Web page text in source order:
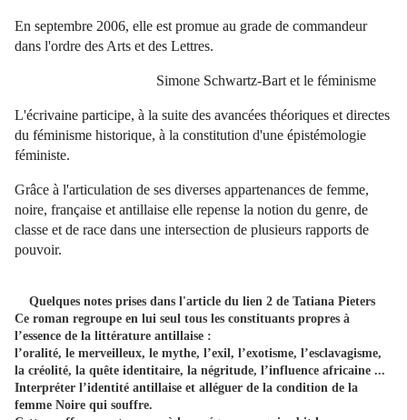
En septembre 2006, elle est promue au grade de commandeur
dans l'ordre des Arts et des Lettres.
Simone Schwartz-Bart et le féminisme
L'écrivaine participe, à la suite des avancées théoriques et directes
du féminisme historique, à la constitution d'une épistémologie
féministe.
Grâce à l'articulation de ses diverses appartenances de femme,
noire, française et antillaise elle repense la notion du genre, de
classe et de race dans une intersection de plusieurs rapports de
pouvoir.
Quelques notes prises dans l'article du lien 2 de Tatiana Pieters
Ce roman regroupe en lui seul tous les constituants propres à
l’essence de la littérature antillaise :
l’oralité, le merveilleux, le mythe, l’exil, l’exotisme, l’esclavagisme,
la créolité, la quête identitaire, la négritude, l’influence africaine ...
Interpréter l’identité antillaise et alléguer de la condition de la
femme Noire qui souffre.